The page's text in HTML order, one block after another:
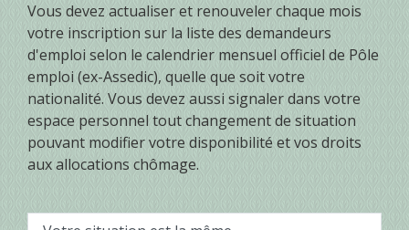
Vous devez actualiser et renouveler chaque mois
votre inscription sur la liste des demandeurs
d'emploi selon le calendrier mensuel officiel de Pôle
emploi (ex-Assedic), quelle que soit votre
nationalité. Vous devez aussi signaler dans votre
espace personnel tout changement de situation
pouvant modifier votre disponibilité et vos droits
aux allocations chômage.